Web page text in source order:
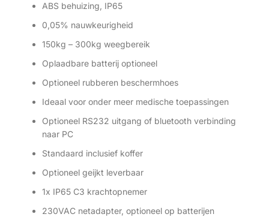
ABS behuizing, IP65
0,05% nauwkeurigheid
150kg – 300kg weegbereik
Oplaadbare batterij optioneel
Optioneel rubberen beschermhoes
Ideaal voor onder meer medische toepassingen
Optioneel RS232 uitgang of bluetooth verbinding
naar PC
Standaard inclusief koffer
Optioneel geijkt leverbaar
1x IP65 C3 krachtopnemer
230VAC netadapter, optioneel op batterijen